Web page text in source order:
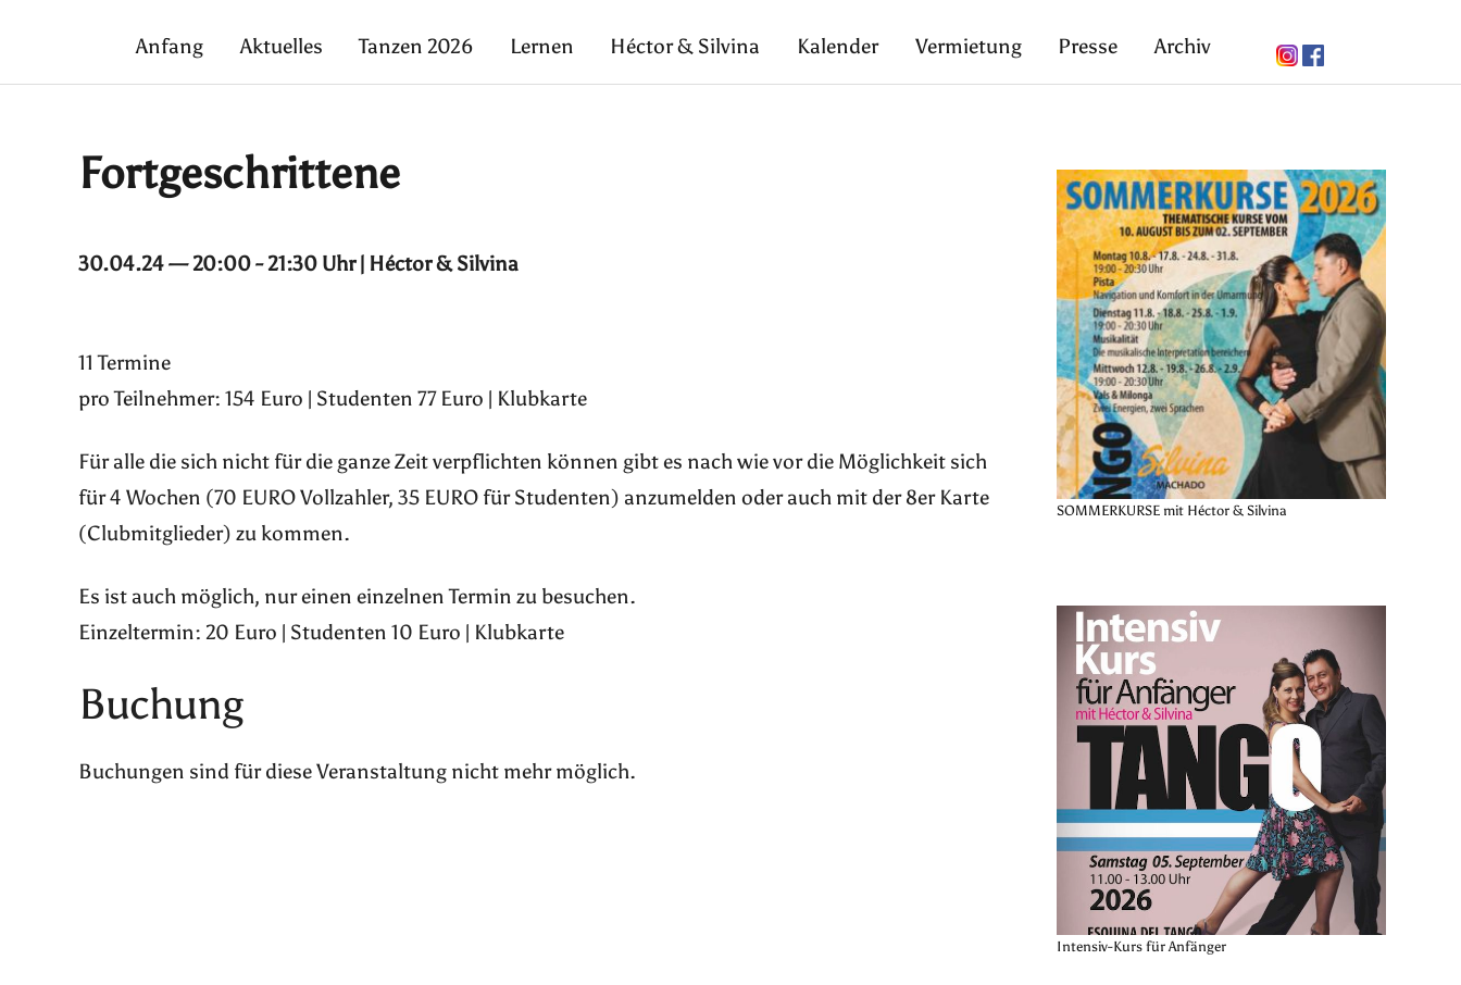
Anfang Aktuelles Tanzen 2026 Lernen Héctor & Silvina Kalender Vermietung Presse Archiv
Fortgeschrittene
30.04.24 — 20:00 - 21:30 Uhr | Héctor & Silvina
11 Termine
pro Teilnehmer: 154 Euro | Studenten 77 Euro | Klubkarte
Für alle die sich nicht für die ganze Zeit verpflichten können gibt es nach wie vor die Möglichkeit sich
für 4 Wochen (70 EURO Vollzahler, 35 EURO für Studenten) anzumelden oder auch mit der 8er Karte
(Clubmitglieder) zu kommen.
Es ist auch möglich, nur einen einzelnen Termin zu besuchen.
Einzeltermin: 20 Euro | Studenten 10 Euro | Klubkarte
Buchung
Buchungen sind für diese Veranstaltung nicht mehr möglich.
SOMMERKURSE mit Héctor & Silvina
Intensiv-Kurs für Anfänger